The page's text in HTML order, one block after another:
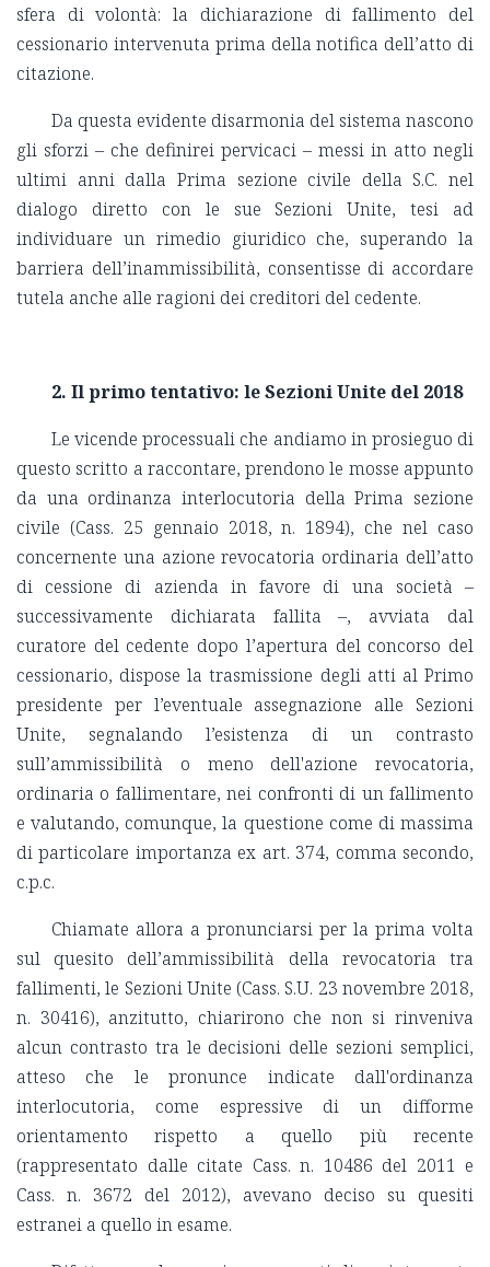
sfera di volontà: la dichiarazione di fallimento del
cessionario intervenuta prima della notifica dell’atto di
citazione.
Da questa evidente disarmonia del sistema nascono
gli sforzi – che definirei pervicaci – messi in atto negli
ultimi anni dalla Prima sezione civile della S.C. nel
dialogo diretto con le sue Sezioni Unite, tesi ad
individuare un rimedio giuridico che, superando la
barriera dell’inammissibilità, consentisse di accordare
tutela anche alle ragioni dei creditori del cedente.
2. Il primo tentativo: le Sezioni Unite del 2018
Le vicende processuali che andiamo in prosieguo di
questo scritto a raccontare, prendono le mosse appunto
da una ordinanza interlocutoria della Prima sezione
civile (Cass. 25 gennaio 2018, n. 1894), che nel caso
concernente una azione revocatoria ordinaria dell’atto
di cessione di azienda in favore di una società –
successivamente dichiarata fallita –, avviata dal
curatore del cedente dopo l’apertura del concorso del
cessionario, dispose la trasmissione degli atti al Primo
presidente per l’eventuale assegnazione alle Sezioni
Unite, segnalando l’esistenza di un contrasto
sull’ammissibilità o meno dell'azione revocatoria,
ordinaria o fallimentare, nei confronti di un fallimento
e valutando, comunque, la questione come di massima
di particolare importanza ex art. 374, comma secondo,
c.p.c.
Chiamate allora a pronunciarsi per la prima volta
sul quesito dell’ammissibilità della revocatoria tra
fallimenti, le Sezioni Unite (Cass. S.U. 23 novembre 2018,
n. 30416), anzitutto, chiarirono che non si rinveniva
alcun contrasto tra le decisioni delle sezioni semplici,
atteso che le pronunce indicate dall'ordinanza
interlocutoria, come espressive di un difforme
orientamento rispetto a quello più recente
(rappresentato dalle citate Cass. n. 10486 del 2011 e
Cass. n. 3672 del 2012), avevano deciso su quesiti
estranei a quello in esame.